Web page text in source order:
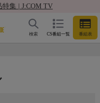
集 | J:COM TV
CS番組一覧 番組表
検索